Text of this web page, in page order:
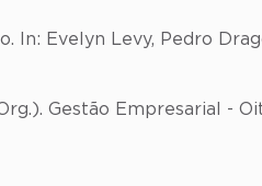
In: Evelyn Levy, Pedro
Gestão Empresarial -